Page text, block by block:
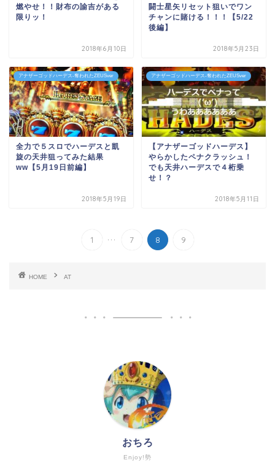
燃やせ！！財布の諭吉がある
限りッ！
2018年6月10日
闘士星矢リセット狙いでワン
チャンに賭ける！！！【5/22
後編】
2018年5月23日
アナザーゴッドハーデス-奪われたZEUSver
全力で５スロでハーデスと凱
旋の天井狙ってみた結果
ww【5月19日前編】
2018年5月19日
アナザーゴッドハーデス-奪われたZEUSver
【アナザーゴッドハーデス】
やらかしたペナクラッシュ！
でも天井ハーデスで４桁乗
せ！？
2018年5月11日
1 ... 7 8 9
HOME AT
Enjoy!勢
おちろ